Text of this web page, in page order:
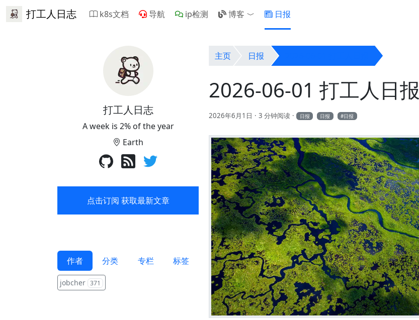
打工人日志 k8s文档 导航 ip检测 博客 Toggle Dropdown
日报
主页 日报
2026-06-01 打工人日报
2026年6月1日 3 分钟阅读 日报 日报 日报
打工人日志
A week is 2% of the year
Earth
点击订阅 获取最新文章
作者 分类 专栏 标签
jobcher 371